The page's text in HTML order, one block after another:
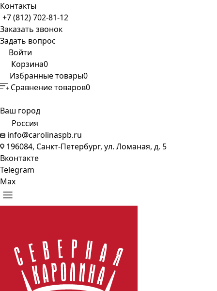
Контакты
+7 (812) 702-81-12
Заказать звонок
Задать вопрос
Войти
Корзина0
Избранные товары0
Сравнение товаров0
Ваш город
Россия
info@carolinaspb.ru
196084, Санкт-Петербург, ул. Ломаная, д. 5
Вконтакте
Telegram
Max